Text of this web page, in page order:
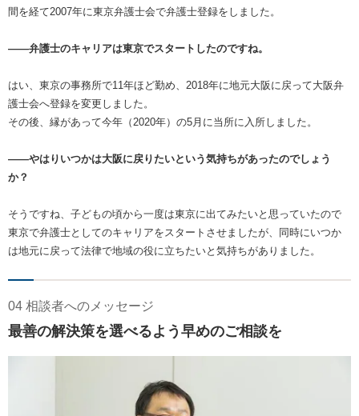
間を経て2007年に東京弁護士会で弁護士登録をしました。
――弁護士のキャリアは東京でスタートしたのですね。
はい、東京の事務所で11年ほど勤め、2018年に地元大阪に戻って大阪弁
護士会へ登録を変更しました。
その後、縁があって今年（2020年）の5月に当所に入所しました。
――やはりいつかは大阪に戻りたいという気持ちがあったのでしょう
か？
そうですね、子どもの頃から一度は東京に出てみたいと思っていたので
東京で弁護士としてのキャリアをスタートさせましたが、同時にいつか
は地元に戻って法律で地域の役に立ちたいと気持ちがありました。
04 相談者へのメッセージ
最善の解決策を選べるよう早めのご相談を